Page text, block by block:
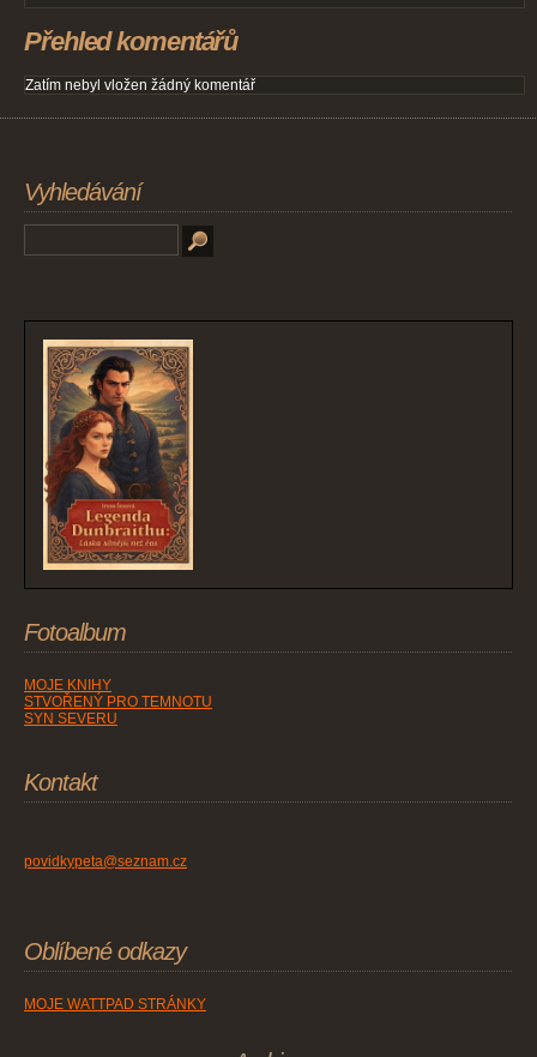
Přehled komentářů
Zatím nebyl vložen žádný komentář
Vyhledávání
Fotoalbum
MOJE KNIHY
STVOŘENÝ PRO TEMNOTU
SYN SEVERU
Kontakt
povidkypeta@seznam.cz
Oblíbené odkazy
MOJE WATTPAD STRÁNKY